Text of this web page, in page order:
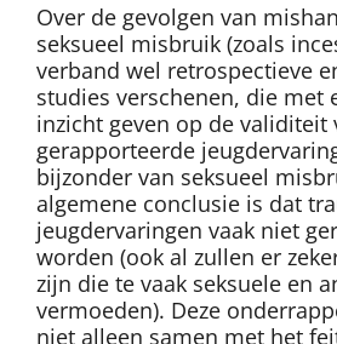
Over de gevolgen van
seksueel misbruik (zoals
verband wel retrospectieve
studies verschenen, die met
inzicht geven op de validiteit
gerapporteerde
bijzonder van seksueel
algemene conclusie is dat
jeugdervaringen vaak niet
worden (ook al zullen er
zijn die te vaak seksuele en
vermoeden). Deze
niet alleen samen met het